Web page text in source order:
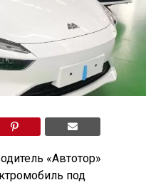
«Автотор»
под